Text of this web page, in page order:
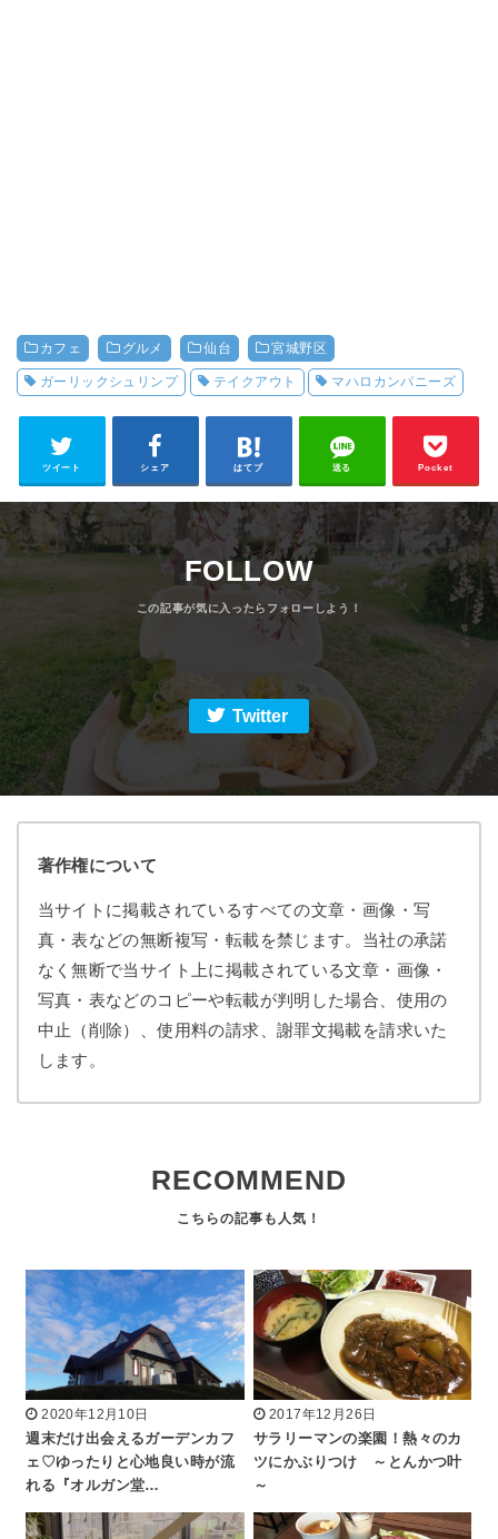
カフェ グルメ 仙台 宮城野区
ガーリックシュリンプ テイクアウト マハロカンパニーズ
ツイート シェア はてブ 送る Pocket
FOLLOW
Twitter
著作権について
当サイトに掲載されているすべての文章・画像・写
真・表などの無断複写・転載を禁じます。当社の承諾
なく無断で当サイト上に掲載されている文章・画像・
写真・表などのコピーや転載が判明した場合、使用の
中止（削除）、使用料の請求、謝罪文掲載を請求いた
します。
RECOMMEND
2020年12月10日
週末だけ出会えるガーデンカフ
ェ♡ゆったりと心地良い時が流
れる『オルガン堂…
2017年12月26日
サラリーマンの楽園！熱々のカ
ツにかぶりつけ ～とんかつ叶
～